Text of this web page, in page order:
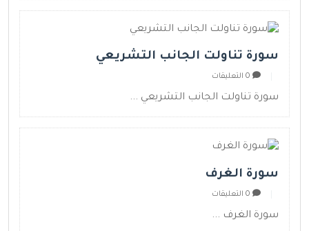
سورة تناولت الجانب التشريعي
سورة تناولت الجانب التشريعي ...
سورة الغرف
سورة الغرف ...